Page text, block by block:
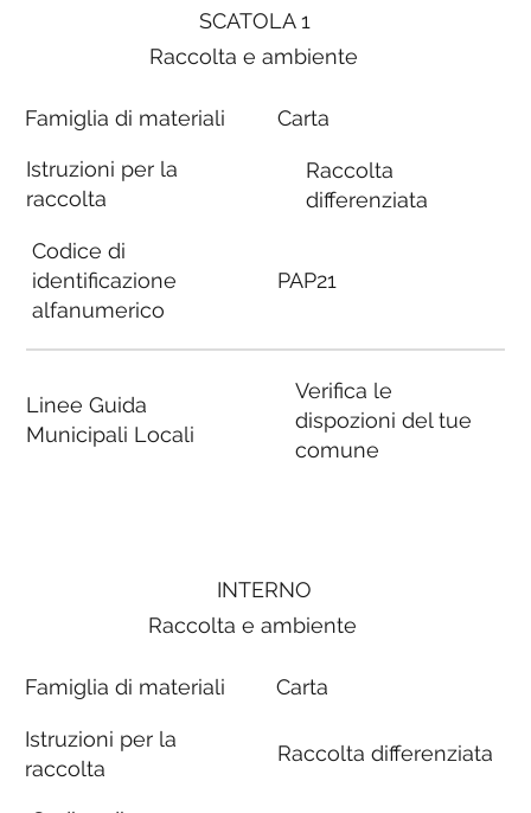
SCATOLA 1
Raccolta e ambiente
Famiglia di materiali
Istruzioni per la
raccolta
Codice di
identificazione
alfanumerico
Linee Guida
Municipali Locali
Carta
Raccolta
differenziata
PAP21
Verifica le
dispozioni del tue
comune
INTERNO
Raccolta e ambiente
Famiglia di materiali
Istruzioni per la
raccolta
Carta
Raccolta differenziata